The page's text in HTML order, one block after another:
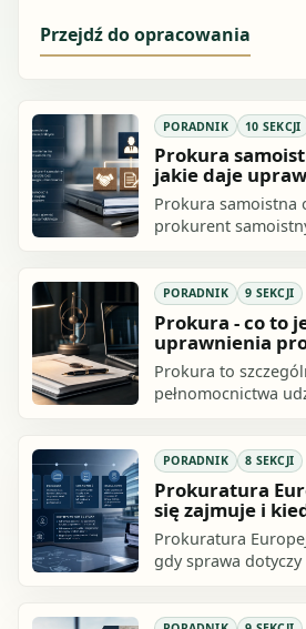
Przejdź do opracowania
PORADNIK 10 SEKCJI
Prokura
jakie daje
Prokura samoistna
prokurent
zarządu, o ile dana.
PORADNIK 9 SEKCJI
Prokura - co to
uprawnienia
Prokura to
pełnomocnictwa
Prokurentem może.
PORADNIK 8 SEKCJI
Prokuratura
się zajmuje i
Prokuratura
gdy sprawa